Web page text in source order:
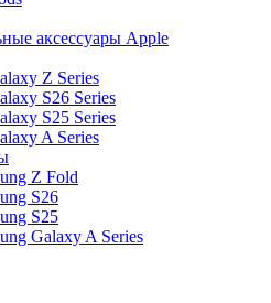
аксессуары Apple
Z Series
S26 Series
S25 Series
A Series
Z Fold
S26
S25
Galaxy A Series